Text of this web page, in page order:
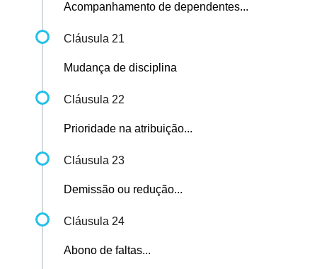
Acompanhamento de dependentes...
Cláusula 21
Mudança de disciplina
Cláusula 22
Prioridade na atribuição...
Cláusula 23
Demissão ou redução...
Cláusula 24
Abono de faltas...